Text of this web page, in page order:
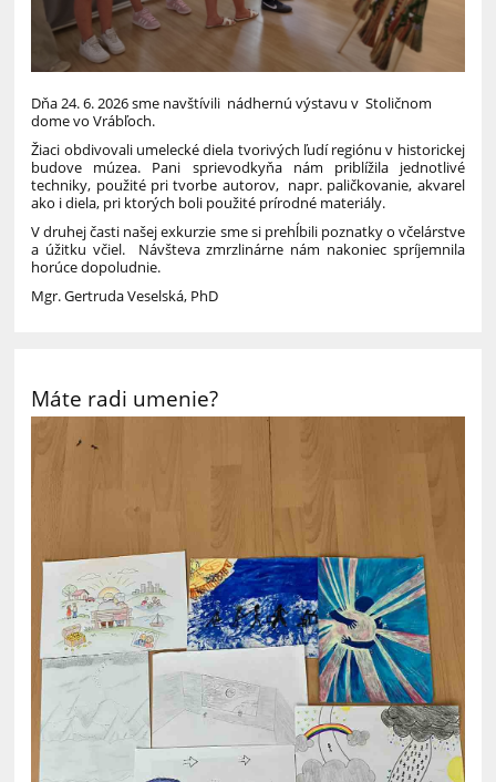
Dňa 24. 6. 2026 sme navštívili nádhernú výstavu v Stoličnom
dome vo Vrábľoch.
Žiaci obdivovali umelecké diela tvorivých ľudí regiónu v historickej
budove múzea. Pani sprievodkyňa nám priblížila jednotlivé
techniky, použité pri tvorbe autorov, napr. paličkovanie, akvarel
ako i diela, pri ktorých boli použité prírodné materiály.
V druhej časti našej exkurzie sme si prehĺbili poznatky o včelárstve
a úžitku včiel. Návšteva zmrzlinárne nám nakoniec spríjemnila
horúce dopoludnie.
Mgr. Gertruda Veselská, PhD
Máte radi umenie?